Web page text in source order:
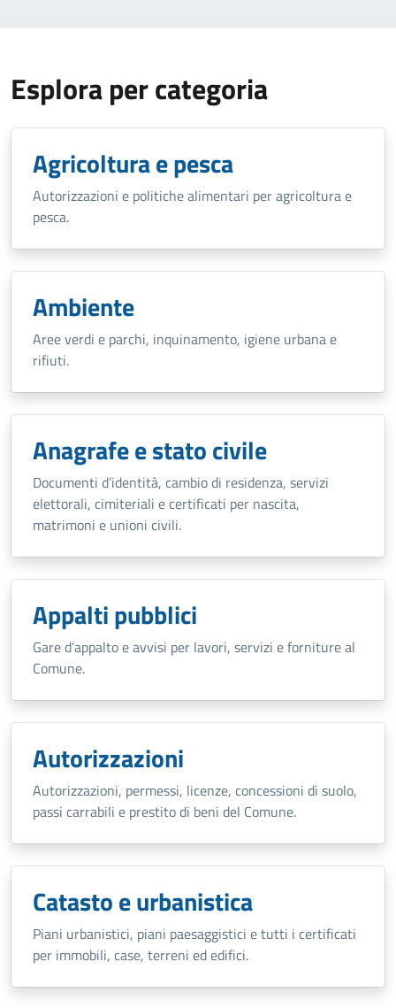
Esplora per categoria
Agricoltura e pesca
Autorizzazioni e politiche alimentari per agricoltura e
pesca.
Ambiente
Aree verdi e parchi, inquinamento, igiene urbana e
rifiuti.
Anagrafe e stato civile
Documenti d’identità, cambio di residenza, servizi
elettorali, cimiteriali e certificati per nascita,
matrimoni e unioni civili.
Appalti pubblici
Gare d’appalto e avvisi per lavori, servizi e forniture al
Comune.
Autorizzazioni
Autorizzazioni, permessi, licenze, concessioni di suolo,
passi carrabili e prestito di beni del Comune.
Catasto e urbanistica
Piani urbanistici, piani paesaggistici e tutti i certificati
per immobili, case, terreni ed edifici.